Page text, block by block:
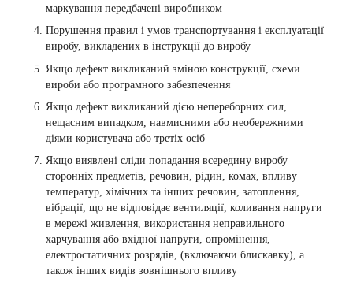
маркування передбачені виробником
Порушення правил і умов транспортування і експлуатації
виробу, викладених в інструкції до виробу
Якщо дефект викликаний зміною конструкції, схеми
вироби або програмного забезпечення
Якщо дефект викликаний дією непереборних сил,
нещасним випадком, навмисними або необережними
діями користувача або третіх осіб
Якщо виявлені сліди попадання всередину виробу
сторонніх предметів, речовин, рідин, комах, впливу
температур, хімічних та інших речовин, затоплення,
вібрації, що не відповідає вентиляції, коливання напруги
в мережі живлення, використання неправильного
харчування або вхідної напруги, опромінення,
електростатичних розрядів, (включаючи блискавку), а
також інших видів зовнішнього впливу